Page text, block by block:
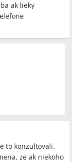
ak lieky
to konzultovali.
ze ak niekoho